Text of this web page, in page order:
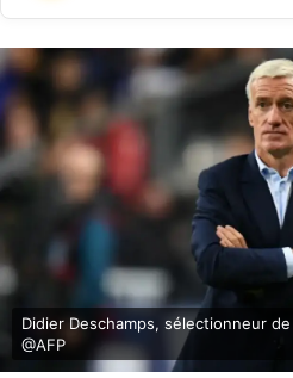
Didier Deschamps, sélectionneur
@AFP